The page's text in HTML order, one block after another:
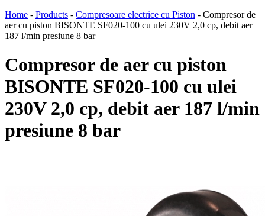
Home - Products - Compresoare electrice cu Piston - Compresor de
aer cu piston BISONTE SF020-100 cu ulei 230V 2,0 cp, debit aer
187 l/min presiune 8 bar
Compresor de aer cu piston
BISONTE SF020-100 cu ulei
230V 2,0 cp, debit aer 187 l/min
presiune 8 bar